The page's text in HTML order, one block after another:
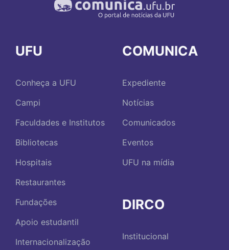
UFU
Conheça a UFU
Campi
Faculdades e Institutos
Bibliotecas
Hospitais
Restaurantes
Fundações
Apoio estudantil
Internacionalização
COMUNICA
Expediente
Notícias
Comunicados
Eventos
UFU na mídia
DIRCO
Institucional